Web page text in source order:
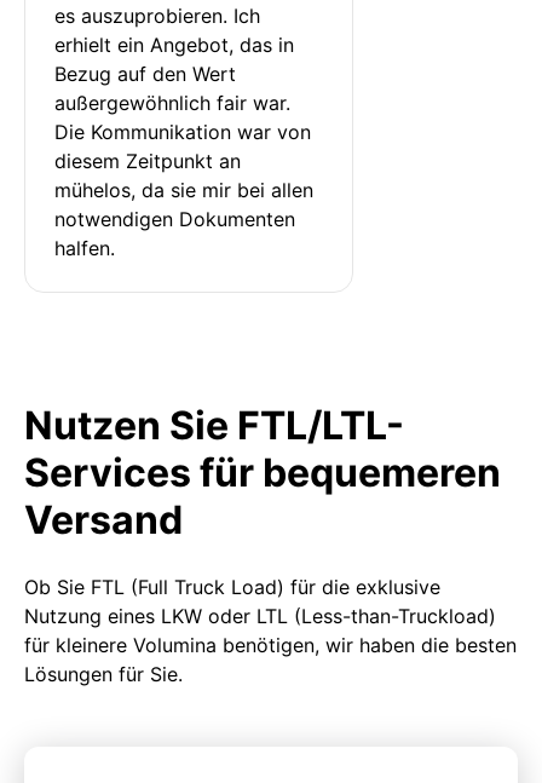
es auszuprobieren. Ich
erhielt ein Angebot, das in
Bezug auf den Wert
außergewöhnlich fair war.
Die Kommunikation war von
diesem Zeitpunkt an
mühelos, da sie mir bei allen
notwendigen Dokumenten
halfen.
Nutzen Sie FTL/LTL-
Services für bequemeren
Versand
Ob Sie FTL (Full Truck Load) für die exklusive
Nutzung eines LKW oder LTL (Less-than-Truckload)
für kleinere Volumina benötigen, wir haben die besten
Lösungen für Sie.